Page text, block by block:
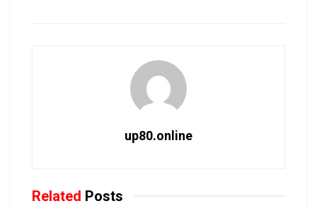
up80.online
Related Posts